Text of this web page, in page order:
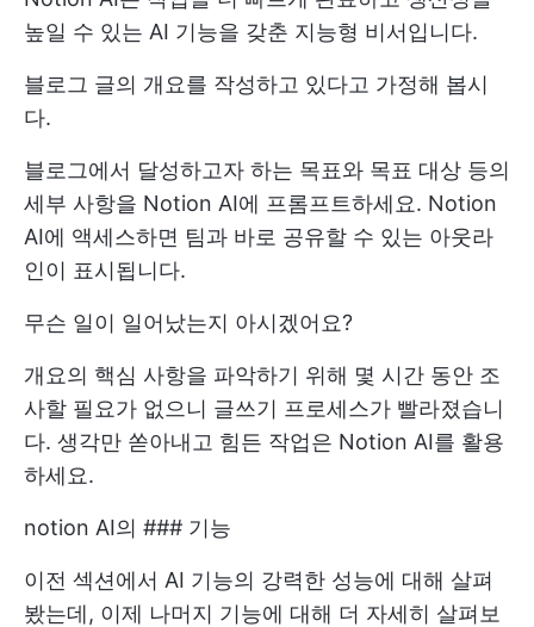
높일 수 있는 AI 기능을 갖춘 지능형 비서입니다.
블로그 글의 개요를 작성하고 있다고 가정해 봅시
다.
블로그에서 달성하고자 하는 목표와 목표 대상 등의
세부 사항을 Notion AI에 프롬프트하세요. Notion
AI에 액세스하면 팀과 바로 공유할 수 있는 아웃라
인이 표시됩니다.
무슨 일이 일어났는지 아시겠어요?
개요의 핵심 사항을 파악하기 위해 몇 시간 동안 조
사할 필요가 없으니 글쓰기 프로세스가 빨라졌습니
다. 생각만 쏟아내고 힘든 작업은 Notion AI를 활용
하세요.
notion AI의 ### 기능
이전 섹션에서 AI 기능의 강력한 성능에 대해 살펴
봤는데, 이제 나머지 기능에 대해 더 자세히 살펴보